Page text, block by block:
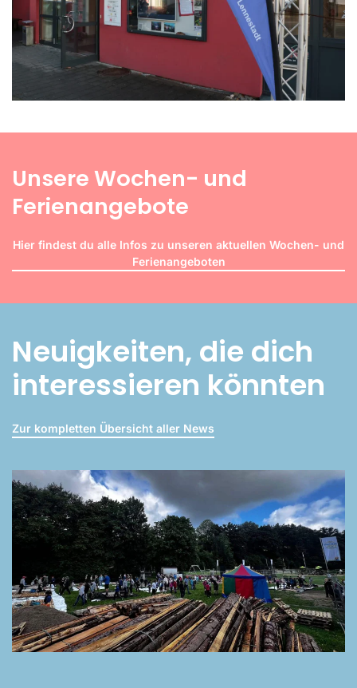
Unsere Wochen- und
Ferienangebote
Hier findest du alle Infos zu unseren aktuellen Wochen- und
Ferienangeboten
Neuigkeiten, die dich
interessieren könnten
Zur kompletten Übersicht aller News